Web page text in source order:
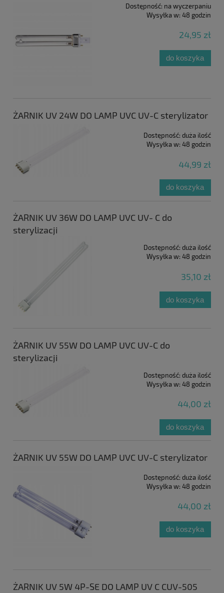
Dostępność: na wyczerpaniu
Wysyłka w: 48 godzin
24,95 zł
do koszyka
ŻARNIK UV 24W DO LAMP UVC UV-C sterylizator
Dostępność: duża ilość
Wysyłka w: 48 godzin
44,99 zł
do koszyka
ŻARNIK UV 36W DO LAMP UVC UV- C do
sterylizacji
Dostępność: duża ilość
Wysyłka w: 48 godzin
35,10 zł
do koszyka
ŻARNIK UV 55W DO LAMP UVC UV-C do
sterylizacji
Dostępność: duża ilość
Wysyłka w: 48 godzin
44,00 zł
do koszyka
ŻARNIK UV 55W DO LAMP UVC UV-C sterylizator
Dostępność: duża ilość
Wysyłka w: 48 godzin
44,00 zł
do koszyka
ŻARNIK UV 5W 4P-SE DO LAMP UV C CUV-505